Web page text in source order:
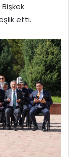
etti.